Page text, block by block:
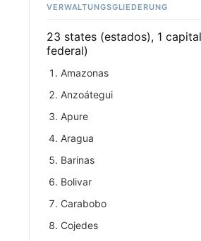
VERWALTUNGSGLIEDERUNG
23 states (estados), 1
federal)
Amazonas
Anzoátegui
Apure
Aragua
Barinas
Bolivar
Carabobo
Cojedes